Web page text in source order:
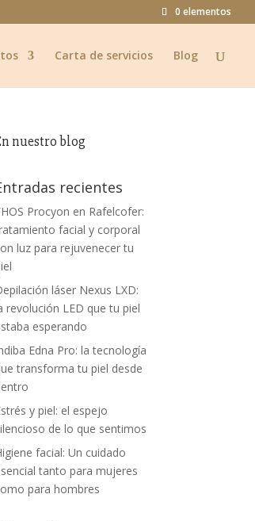
0 elementos
Carta de servicios Blog
nuestro blog
recientes
Procyon en Rafelcofer:
facial y corporal
luz para rejuvenecer tu
láser Nexus LXD:
revolución LED que tu piel
esperando
Edna Pro: la tecnología
transforma tu piel desde
y piel: el espejo
de lo que sentimos
facial: Un cuidado
tanto para mujeres
para hombres